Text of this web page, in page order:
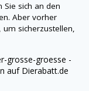
Sie sich an den
Aber vorher
sicherzustellen,
grosse-groesse -
auf Dierabatt.de